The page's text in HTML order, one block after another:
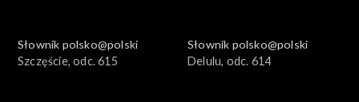
Słownik polsko@polski
Szczęście, odc. 615
Słownik polsko@polski
Delulu, odc. 614